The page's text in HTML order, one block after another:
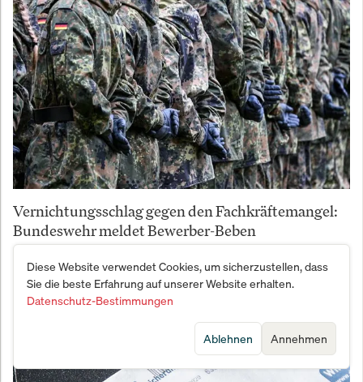
Vernichtungsschlag gegen den Fachkräftemangel:
Bundeswehr meldet Bewerber-Beben
Diese Website verwendet Cookies, um sicherzustellen, dass
Sie die beste Erfahrung auf unserer Website erhalten.
Datenschutz-Bestimmungen
Annehmen
Ablehnen